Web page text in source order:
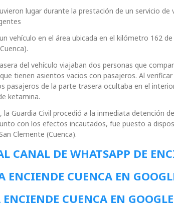
lugar durante la prestación de un servicio de
vehículo en el área ubicada en el kilómetro 162
del vehículo viajaban dos personas que
tienen asientos vacios con pasajeros. Al
pasajeros de la parte trasera ocultaba en el
ketamina.
la Guardia Civil procedió a la inmediata detención
con los efectos incautados, fue puesto a
Clemente (Cuenca).
CANAL DE WHATSAPP DE
ENCIENDE CUENCA EN
CUENCA EN